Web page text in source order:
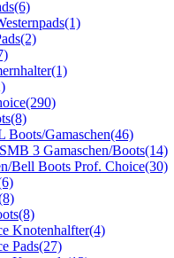
(6)
(1)
(2)
(1)
(290)
(8)
Boots/Gamaschen(46)
3 Gamaschen/Boots(14)
Bell Boots Prof. Choice(30)
(8)
Knotenhalfter(4)
Pads(27)